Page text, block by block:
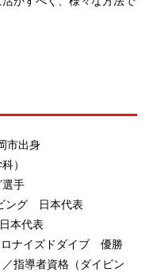
市出身
）
選手
ング 日本代表
本代表
ナイズドダイブ 優勝
指導者資格（ダイビン